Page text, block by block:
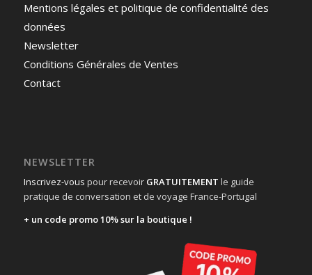
Mentions légales et politique de confidentialité des
données
Newsletter
Conditions Générales de Ventes
Contact
NEWSLETTER
Inscrivez-vous pour recevoir GRATUITEMENT le guide
pratique de conversation et de voyage France-Portugal
+ un code promo 10% sur la boutique !